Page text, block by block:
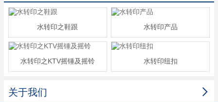
水转印之鞋跟 水转印产品
水转印之KTV摇锤及摇铃 水转印纽扣

关于我们